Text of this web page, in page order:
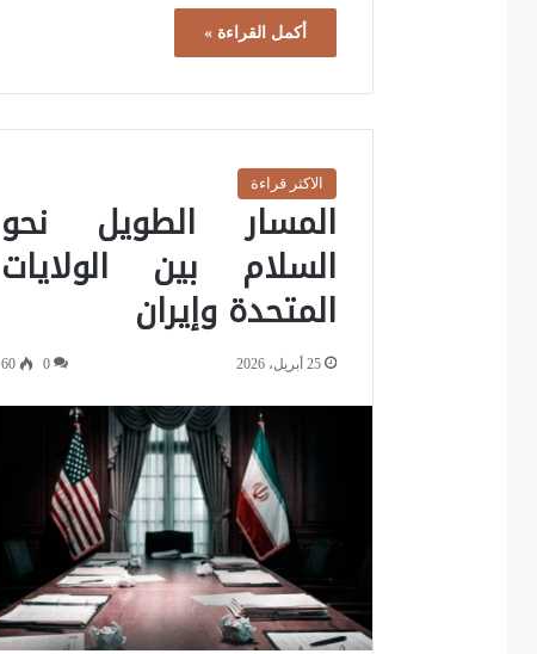
أكمل القراءة »
الاكثر قراءة
المسار الطويل نحو
السلام بين الولايات
المتحدة وإيران
25 أبريل، 2026 0
60